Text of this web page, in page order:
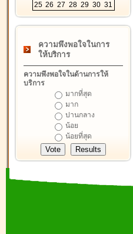
25 26 27 28 29 30 31
ความพึงพอใจในการ
ให้บริการ
ความพึงพอใจในด้านการให้
บริการ
มากที่สุด
มาก
ปานกลาง
น้อย
น้อยที่สุด